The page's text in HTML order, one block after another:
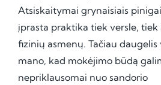
Atsiskaitymai grynaisiais
įprasta praktika tiek versle, tiek
fizinių asmenų. Tačiau
mano, kad mokėjimo būdą
nepriklausomai nuo sandorio